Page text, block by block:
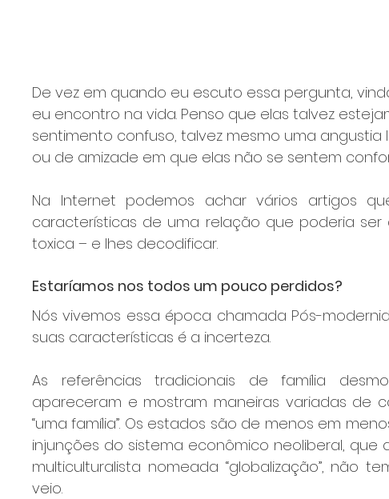
De vez em quando eu escuto essa pergunta,
eu encontro na vida. Penso que elas talvez
sentimento confuso, talvez mesmo uma
ou de amizade em que elas não se sentem
Na Internet podemos achar vários artigos
características de uma relação que poderia
toxica – e lhes decodificar.
Estaríamos nos todos um pouco perdidos?
Nós vivemos essa época chamada Pós-
suas características é a incerteza.
As referências tradicionais de família
apareceram e mostram maneiras variadas de
“uma família”. Os estados são de menos em
injunções do sistema econômico neoliberal,
multiculturalista nomeada “globalização”, não
veio.